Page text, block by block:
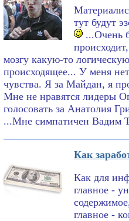
тут будут
...Очень
мозгу какую-то
происходящее... У меня
чувства. Я за Майдан, я
Мне не нравятся лидеры
голосовать за Анатолия
...Мне симпатичен Вадим
Как
Как для
главное -
главное -